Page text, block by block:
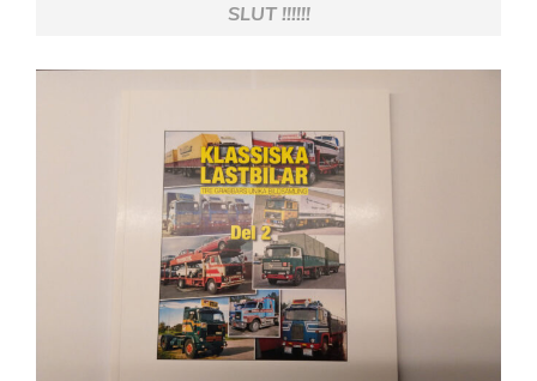
SLUT !!!!!!